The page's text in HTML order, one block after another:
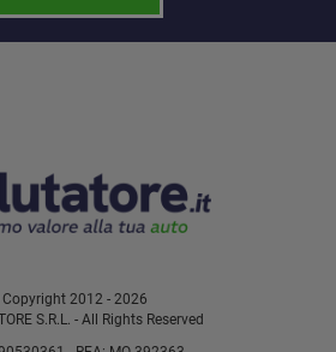
2012 - 2026
S.R.L. - All Rights Reserved